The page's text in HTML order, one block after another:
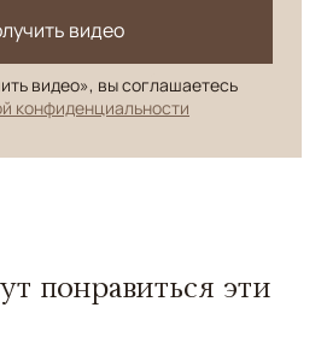
видео
видео», вы соглашаетесь
конфиденциальности
понравиться эти